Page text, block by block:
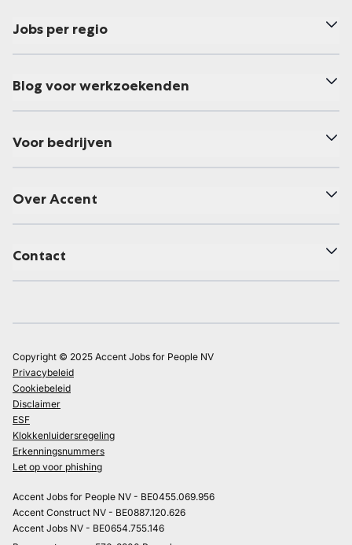
Jobs per regio
Blog voor werkzoekenden
Voor bedrijven
Over Accent
Contact
Copyright © 2025 Accent Jobs for People NV
Privacybeleid
Cookiebeleid
Disclaimer
ESF
Klokkenluidersregeling
Erkenningsnummers
Let op voor phishing
Accent Jobs for People NV - BE0455.069.956
Accent Construct NV - BE0887.120.626
Accent Jobs NV - BE0654.755.146